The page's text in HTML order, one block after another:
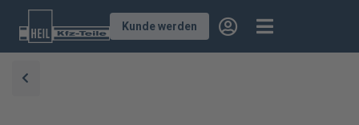
Kunde werden